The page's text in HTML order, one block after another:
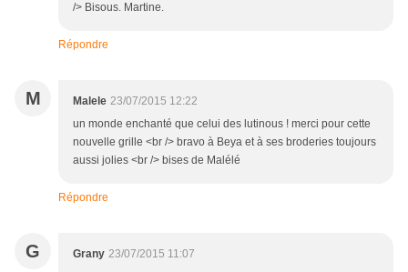
/> Bisous. Martine.
Répondre
M Malele 23/07/2015 12:22
un monde enchanté que celui des lutinous ! merci pour cette
nouvelle grille <br /> bravo à Beya et à ses broderies toujours
aussi jolies <br /> bises de Malélé
Répondre
G Grany 23/07/2015 11:07